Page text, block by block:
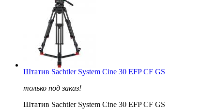
Штатив Sachtler System Cine 30 EFP CF GS
только под заказ!
Штатив Sachtler System Cine 30 EFP CF GS